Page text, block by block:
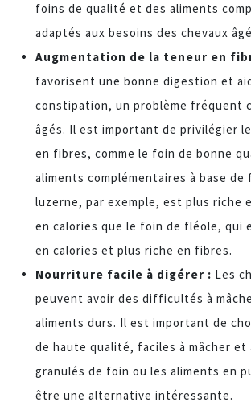
foins de qualité et des aliments
adaptés aux besoins des chevaux
Augmentation de la teneur en
favorisent une bonne digestion et
constipation, un problème fréquent
âgés. Il est important de privilégier
en fibres, comme le foin de bonne
aliments complémentaires à base de
luzerne, par exemple, est plus riche
en calories que le foin de fléole, qui
en calories et plus riche en fibres.
Nourriture facile à digérer : Les
peuvent avoir des difficultés à
aliments durs. Il est important de
de haute qualité, faciles à mâcher et
granulés de foin ou les aliments en
être une alternative intéressante.